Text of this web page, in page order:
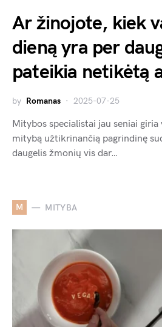
Ar žinojote, kiek
dieną yra per
pateikia netikėtą
by Romanas 2025-07-25
Mitybos specialistai jau seniai giria
mitybą užtikrinančią pagrindinę
daugelis žmonių vis dar…
M MITYBA